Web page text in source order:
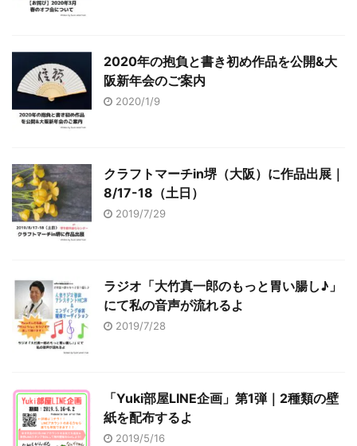
2020年の抱負と書き初め作品を公開&大
阪新年会のご案内
2020/1/9
クラフトマーチin堺（大阪）に作品出展｜
8/17-18（土日）
2019/7/29
ラジオ「大竹真一郎のもっと胃い腸し♪」
にて私の音声が流れるよ
2019/7/28
「Yuki部屋LINE企画」第1弾｜2種類の壁
紙を配布するよ
2019/5/16